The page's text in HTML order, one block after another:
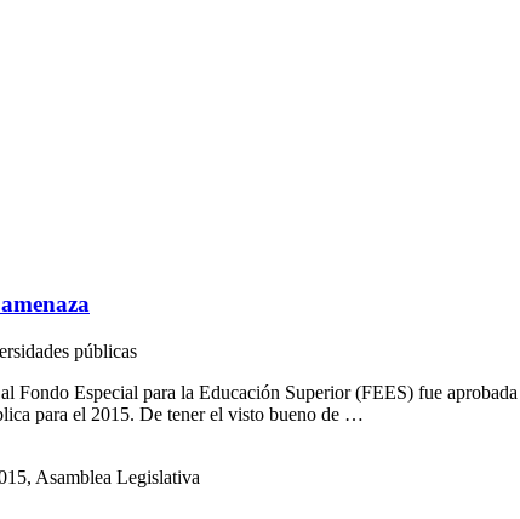
públicas
Fondo Especial para la Educación Superior (FEES) fue
para el 2015. De tener el visto bueno de …
Asamblea Legislativa